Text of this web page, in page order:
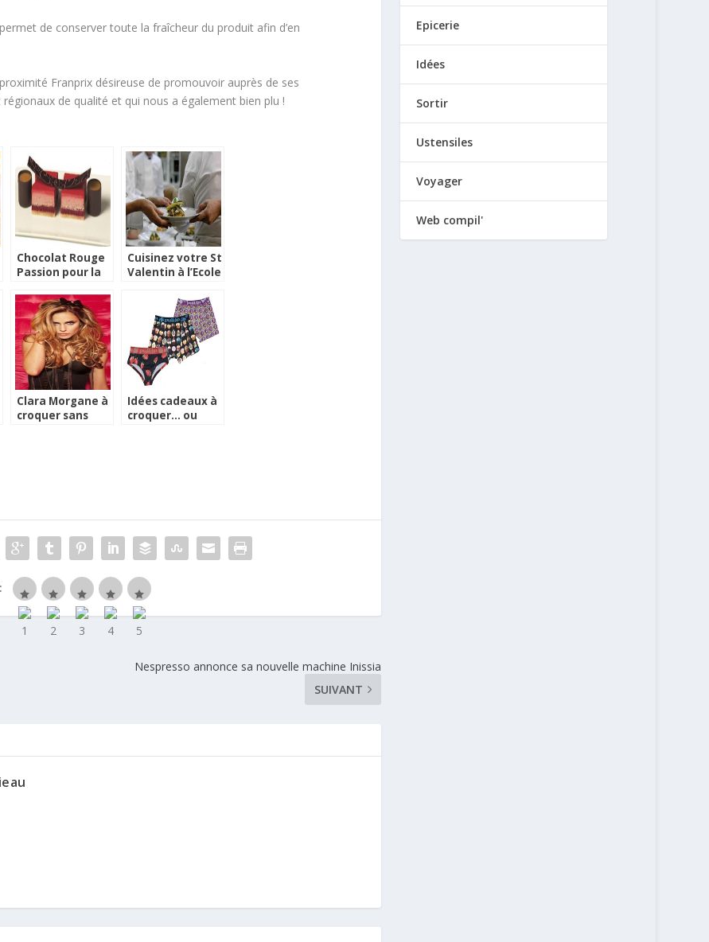
de conserver toute la fraîcheur du produit afin d’en
Franprix désireuse de promouvoir auprès de ses
de qualité et qui nous a également bien plu !
Chocolat Rouge
Passion pour la
Cuisinez votre St
Valentin à l’Ecole
Clara Morgane à
croquer sans
Idées cadeaux à
croquer… ou
Nespresso annonce sa nouvelle machine Inissia
SUIVANT
Epicerie
Idées
Sortir
Ustensiles
Voyager
Web compil'